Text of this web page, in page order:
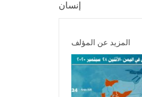
إنسان
المزيد عن المؤلف